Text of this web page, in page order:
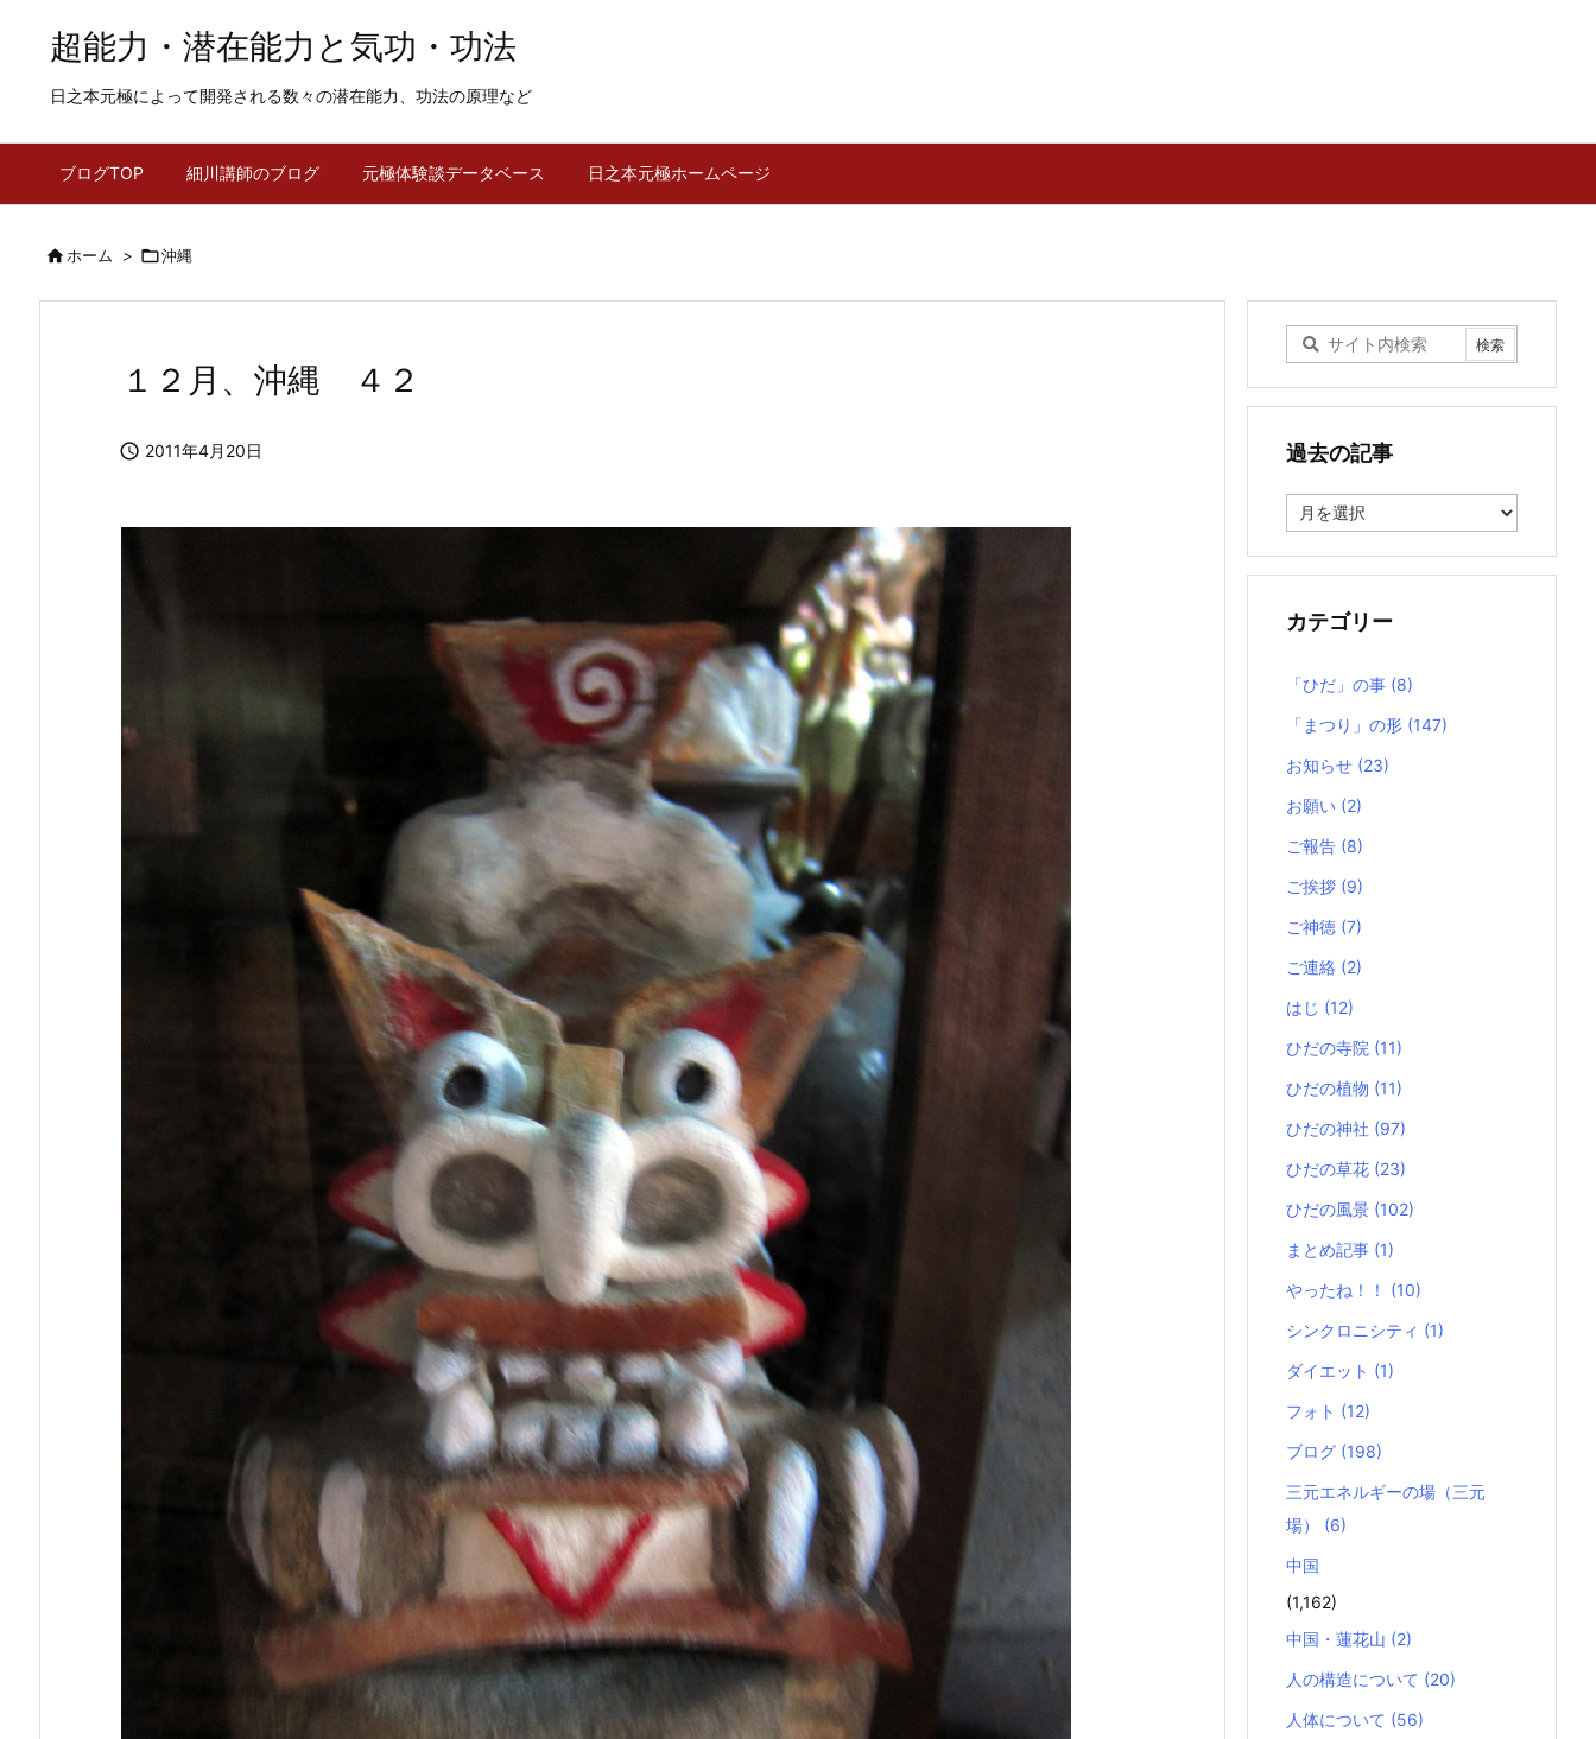
超能力・潜在能力と気功・功法
日之本元極によって開発される数々の潜在能力、功法の原理など
ブログTOP 細川講師のブログ 元極体験談データベース 日之本元極ホームページ
ホーム > 沖縄
１２月、沖縄 ４２
 2011年4月20日 過去の記事
去
記
カテゴリー
「ひだ」の事 (8)
「まつり」の形 (147)
お知らせ (23)
お願い (2)
ご報告 (8)
ご挨拶 (9)
ご神徳 (7)
ご連絡 (2)
はじ (12)
ひだの寺院 (11)
ひだの植物 (11)
ひだの神社 (97)
ひだの草花 (23)
ひだの風景 (102)
まとめ記事 (1)
やったね！！ (10)
シンクロニシティ (1)
ダイエット (1)
フォト (12)
ブログ (198)
三元エネルギーの場（三元
場） (6)
中国
(1,162)
中国・蓮花山 (2)
人の構造について (20)
人体について (56)